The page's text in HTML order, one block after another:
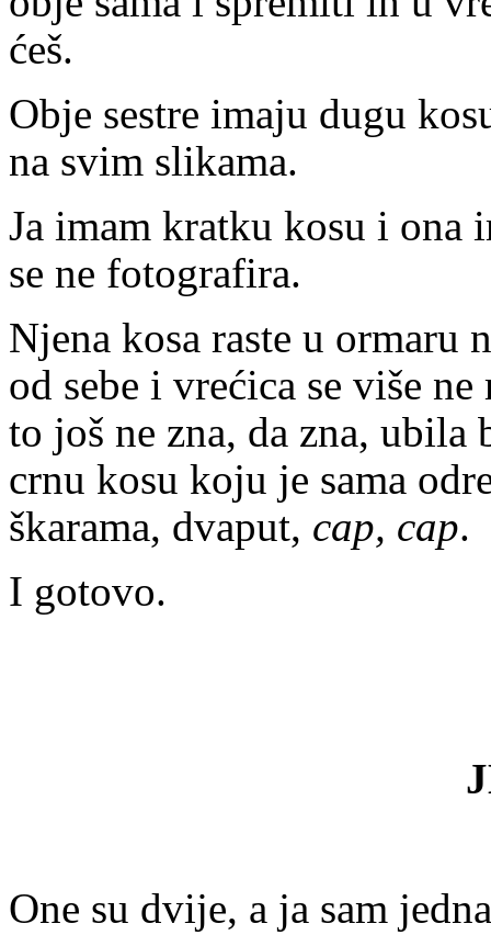
ćeš.
Obje sestre imaju dugu
na svim slikama.
Ja imam kratku kosu i ona
se ne fotografira.
Njena kosa raste u ormaru
od sebe i vrećica se više
to još ne zna, da zna,
crnu kosu koju je sama
škarama, dvaput, cap, cap.
I gotovo.
One su dvije, a ja sam